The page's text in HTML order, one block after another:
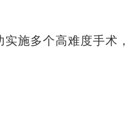
施多个高难度手术，